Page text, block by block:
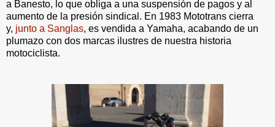
a Banesto, lo que obliga a una suspensión de pagos y al
aumento de la presión sindical. En 1983 Mototrans cierra
y, junto a Sanglas, es vendida a Yamaha, acabando de un
plumazo con dos marcas ilustres de nuestra historia
motociclista.